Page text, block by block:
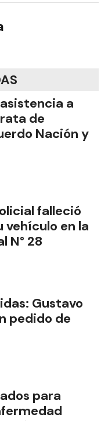
a
de
Nación y
falleció
en la
N° 28
Gustavo
pedido de
para